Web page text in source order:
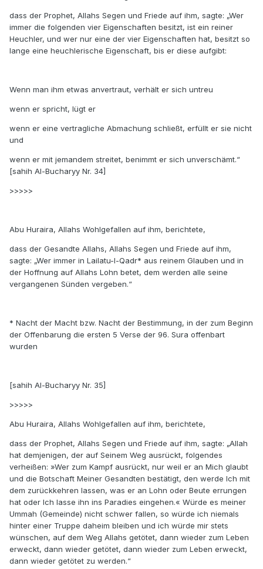
dass der Prophet, Allahs Segen und Friede auf ihm, sagte: „Wer
immer die folgenden vier Eigenschaften besitzt, ist ein reiner
Heuchler, und wer nur eine der vier Eigenschaften hat, besitzt so
lange eine heuchlerische Eigenschaft, bis er diese aufgibt:
Wenn man ihm etwas anvertraut, verhält er sich untreu
wenn er spricht, lügt er
wenn er eine vertragliche Abmachung schließt, erfüllt er sie nicht
und
wenn er mit jemandem streitet, benimmt er sich unverschämt.“
[sahih Al-Bucharyy Nr. 34]
>>>>>
Abu Huraira, Allahs Wohlgefallen auf ihm, berichtete,
dass der Gesandte Allahs, Allahs Segen und Friede auf ihm,
sagte: „Wer immer in Lailatu-l-Qadr* aus reinem Glauben und in
der Hoffnung auf Allahs Lohn betet, dem werden alle seine
vergangenen Sünden vergeben.“
* Nacht der Macht bzw. Nacht der Bestimmung, in der zum Beginn
der Offenbarung die ersten 5 Verse der 96. Sura offenbart
wurden
[sahih Al-Bucharyy Nr. 35]
>>>>>
Abu Huraira, Allahs Wohlgefallen auf ihm, berichtete,
dass der Prophet, Allahs Segen und Friede auf ihm, sagte: „Allah
hat demjenigen, der auf Seinem Weg ausrückt, folgendes
verheißen: »Wer zum Kampf ausrückt, nur weil er an Mich glaubt
und die Botschaft Meiner Gesandten bestätigt, den werde Ich mit
dem zurückkehren lassen, was er an Lohn oder Beute errungen
hat oder Ich lasse ihn ins Paradies eingehen.« Würde es meiner
Ummah (Gemeinde) nicht schwer fallen, so würde ich niemals
hinter einer Truppe daheim bleiben und ich würde mir stets
wünschen, auf dem Weg Allahs getötet, dann wieder zum Leben
erweckt, dann wieder getötet, dann wieder zum Leben erweckt,
dann wieder getötet zu werden.“